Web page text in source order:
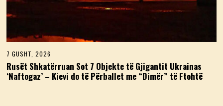
7 GUSHT, 2026
G
U
S
Rusët Shkatërruan Sot 7 Objekte të Gjigantit Ukrainas
‘Naftogaz’ – Kievi do të Përballet me “Dimër” të Ftohtë